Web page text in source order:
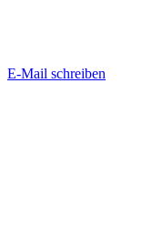
E-Mail schreiben